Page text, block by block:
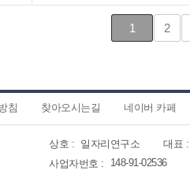
1 2
침 찾아오시는길 네이버 카페
상호 : 일자리연구소 대표 :
사업자번호 :
148-91-02536